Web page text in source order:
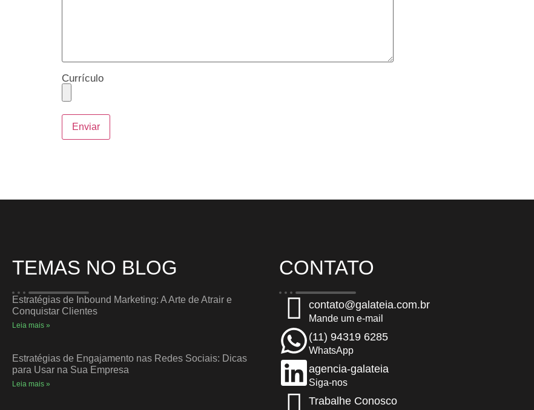
Currículo
Enviar
TEMAS NO BLOG
Estratégias de Inbound Marketing: A Arte de Atrair e
Conquistar Clientes
Leia mais »
Estratégias de Engajamento nas Redes Sociais: Dicas
para Usar na Sua Empresa
Leia mais »
CONTATO
contato@galateia.com.br
Mande um e-mail
(11) 94319 6285
WhatsApp
agencia-galateia
Siga-nos
Trabalhe Conosco